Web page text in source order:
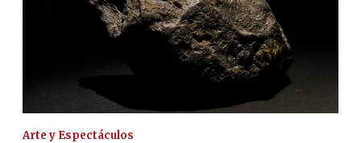
Arte y Espectáculos